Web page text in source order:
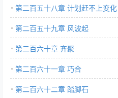
第二百五十八章 计划赶不上变化
第二百五十九章 风波起
第二百六十章 齐聚
第二百六十一章 巧合
第二百六十二章 踏脚石